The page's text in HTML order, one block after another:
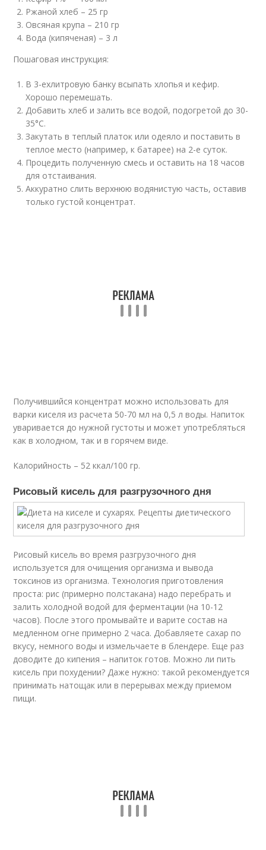
Ржаной хлеб – 25 гр
Овсяная крупа – 210 гр
Вода (кипяченая) – 3 л
Пошаговая инструкция:
В 3-ехлитровую банку всыпать хлопья и кефир.
Хорошо перемешать.
Добавить хлеб и залить все водой, подогретой до 30-
35°С.
Закутать в теплый платок или одеяло и поставить в
теплое место (например, к батарее) на 2-е суток.
Процедить полученную смесь и оставить на 18 часов
для отстаивания.
Аккуратно слить верхнюю водянистую часть, оставив
только густой концентрат.
Получившийся концентрат можно использовать для
варки киселя из расчета 50-70 мл на 0,5 л воды. Напиток
уваривается до нужной густоты и может употребляться
как в холодном, так и в горячем виде.
Калорийность – 52 ккал/100 гр.
Рисовый кисель для разгрузочного дня
Рисовый кисель во время разгрузочного дня
используется для очищения организма и вывода
токсинов из организма. Технология приготовления
проста: рис (примерно полстакана) надо перебрать и
залить холодной водой для ферментации (на 10-12
часов). После этого промывайте и варите состав на
медленном огне примерно 2 часа. Добавляете сахар по
вкусу, немного воды и измельчаете в блендере. Еще раз
доводите до кипения – напиток готов. Можно ли пить
кисель при похудении? Даже нужно: такой рекомендуется
принимать натощак или в перерывах между приемом
пищи.